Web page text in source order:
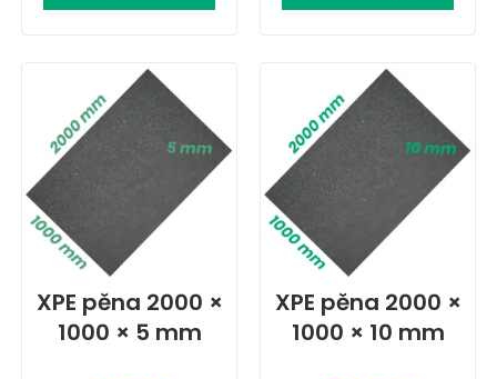
XPE pěna 2000 ×
1000 × 5 mm
XPE pěna 2000 ×
1000 × 10 mm